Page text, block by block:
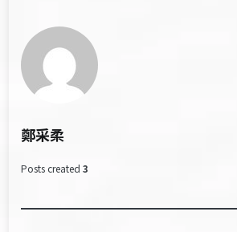
鄭采柔
Posts created 3